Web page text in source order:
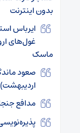
بدون اینترنت
ایرباس
غول‌های
ماسک
اردیبهشت)
مدافع